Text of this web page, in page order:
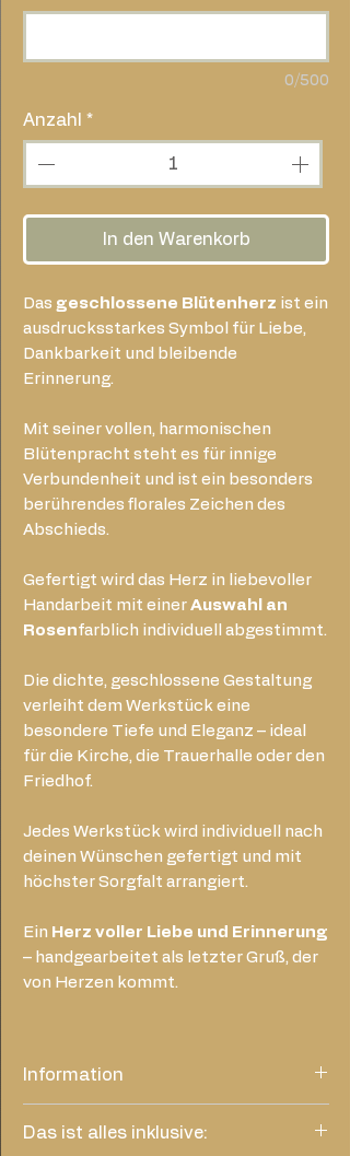
0/500
Anzahl *
In den Warenkorb
Das geschlossene Blütenherz ist ein
ausdrucksstarkes Symbol für Liebe,
Dankbarkeit und bleibende
Erinnerung.
Mit seiner vollen, harmonischen
Blütenpracht steht es für innige
Verbundenheit und ist ein besonders
berührendes florales Zeichen des
Abschieds.
Gefertigt wird das Herz in liebevoller
Handarbeit mit einer Auswahl an
Rosenfarblich individuell abgestimmt.
Die dichte, geschlossene Gestaltung
verleiht dem Werkstück eine
besondere Tiefe und Eleganz – ideal
für die Kirche, die Trauerhalle oder den
Friedhof.
Jedes Werkstück wird individuell nach
deinen Wünschen gefertigt und mit
höchster Sorgfalt arrangiert.
Ein Herz voller Liebe und Erinnerung
– handgearbeitet als letzter Gruß, der
von Herzen kommt.
Information
lediglich als ungefähres Beispiel. Abhängig
Das ist alles inklusive: